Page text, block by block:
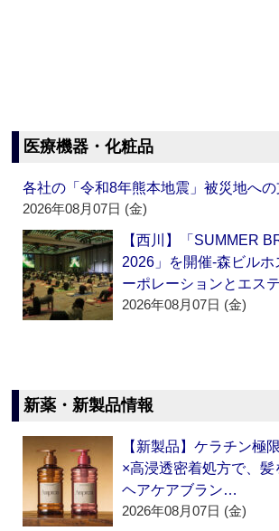
医療機器・化粧品
各社の「令和8年熊本地震」被災地への
2026年08月07日 (金)
【西川】「SUMMER
2026」を開催‐森ビル
ーポレーションとエス
2026年08月07日 (金)
新薬・新製品情報
【新製品】ケラチン極
×高浸透密着処方で、
ヘアケアブラン…
2026年08月07日 (金)